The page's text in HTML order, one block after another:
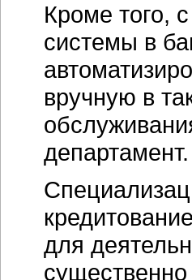
Кроме того,
системы в
вручную в
департамент.
для